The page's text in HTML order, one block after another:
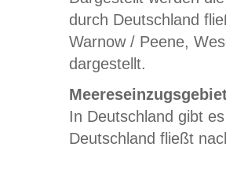
durch Deutschland
Warnow / Peene,
dargestellt.
In Deutschland gibt
Deutschland fließt